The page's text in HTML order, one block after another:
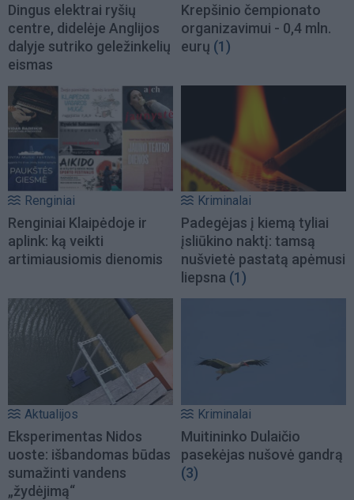
Dingus elektrai ryšių
centre, didelėje Anglijos
dalyje sutriko geležinkelių
eismas
Krepšinio čempionato
organizavimui - 0,4 mln.
eurų (1)
Renginiai
Renginiai Klaipėdoje ir
aplink: ką veikti
artimiausiomis dienomis
Kriminalai
Padegėjas į kiemą tyliai
įsliūkino naktį: tamsą
nušvietė pastatą apėmusi
liepsna (1)
Aktualijos
Eksperimentas Nidos
uoste: išbandomas būdas
sumažinti vandens
„žydėjimą“
Kriminalai
Muitininko Dulaičio
pasekėjas nušovė gandrą
(3)